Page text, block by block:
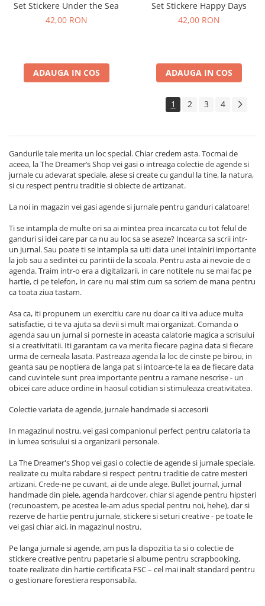
Set Stickere Under the Sea
42,00 RON
ADAUGA IN COS
Set Stickere Happy Days
42,00 RON
ADAUGA IN COS
1 2 3 4
Gandurile tale merita un loc special. Chiar credem asta. Tocmai de
aceea, la The Dreamer’s Shop vei gasi o intreaga colectie de agende si
jurnale cu adevarat speciale, alese si create cu gandul la tine, la natura,
si cu respect pentru traditie si obiecte de artizanat.
La noi in magazin vei gasi agende si jurnale pentru ganduri calatoare!
Ti se intampla de multe ori sa ai mintea prea incarcata cu tot felul de
ganduri si idei care par ca nu au loc sa se aseze? Incearca sa scrii intr-
un jurnal. Sau poate ti se intampla sa uiti data unei intalniri importante
la job sau a sedintei cu parintii de la scoala. Pentru asta ai nevoie de o
agenda. Traim intr-o era a digitalizarii, in care notitele nu se mai fac pe
hartie, ci pe telefon, in care nu mai stim cum sa scriem de mana pentru
ca toata ziua tastam.
Asa ca, iti propunem un exercitiu care nu doar ca iti va aduce multa
satisfactie, ci te va ajuta sa devii si mult mai organizat. Comanda o
agenda sau un jurnal si porneste in aceasta calatorie magica a scrisului
si a creativitatii. Iti garantam ca va merita fiecare pagina data si fiecare
urma de cerneala lasata. Pastreaza agenda la loc de cinste pe birou, in
geanta sau pe noptiera de langa pat si intoarce-te la ea de fiecare data
cand cuvintele sunt prea importante pentru a ramane nescrise - un
obicei care aduce ordine in haosul cotidian si stimuleaza creativitatea.
Colectie variata de agende, jurnale handmade si accesorii
In magazinul nostru, vei gasi companionul perfect pentru calatoria ta
in lumea scrisului si a organizarii personale.
La The Dreamer's Shop vei gasi o colectie de agende si jurnale speciale,
realizate cu multa rabdare si respect pentru traditie de catre mesteri
artizani. Crede-ne pe cuvant, ai de unde alege. Bullet journal, jurnal
handmade din piele, agenda hardcover, chiar si agende pentru hipsteri
(recunoastem, pe acestea le-am adus special pentru noi, hehe), dar si
rezerve de hartie pentru jurnale, stickere si seturi creative - pe toate le
vei gasi chiar aici, in magazinul nostru.
Pe langa jurnale si agende, am pus la dispozitia ta si o colectie de
stickere creative pentru papetarie si albume pentru scrapbooking,
toate realizate din hartie certificata FSC – cel mai inalt standard pentru
o gestionare forestiera responsabila.